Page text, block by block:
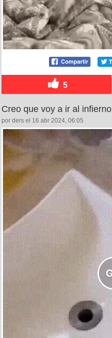
5
Creo que voy a ir al infierno
por ders el 16 abr 2024, 06:05